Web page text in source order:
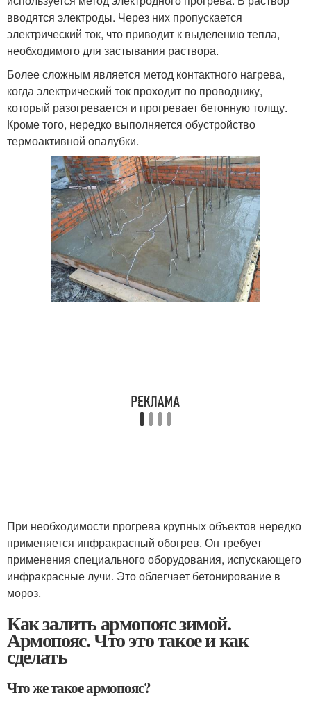
вводятся электроды. Через них пропускается
электрический ток, что приводит к выделению тепла,
необходимого для застывания раствора.
Более сложным является метод контактного нагрева,
когда электрический ток проходит по проводнику,
который разогревается и прогревает бетонную толщу.
Кроме того, нередко выполняется обустройство
термоактивной опалубки.
При необходимости прогрева крупных объектов нередко
применяется инфракрасный обогрев. Он требует
применения специального оборудования, испускающего
инфракрасные лучи. Это облегчает бетонирование в
мороз.
Как залить армопояс зимой.
Армопояс. Что это такое и как
сделать
Что же такое армопояс?